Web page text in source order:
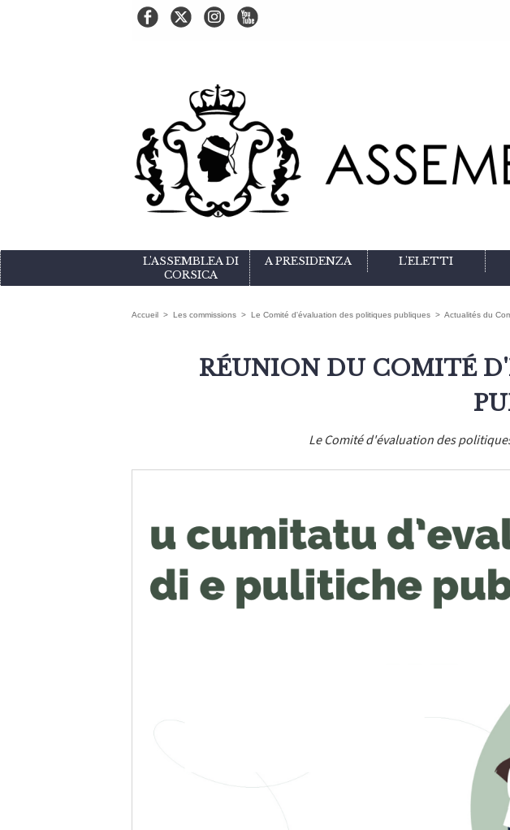
L'ASSEMBLEA DI
CORSICA
A PRESIDENZA L'ELETTI
Accueil > Les commissions > Le Comité d'évaluation des politiques publiques > Actualités du
RÉUNION DU COMITÉ
Le Comité d'évaluation des